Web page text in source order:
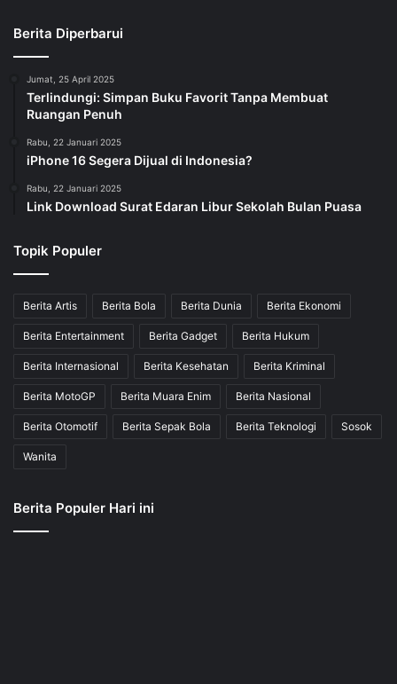
Berita Diperbarui
Jumat, 25 April 2025
Terlindungi: Simpan Buku Favorit Tanpa Membuat
Ruangan Penuh
Rabu, 22 Januari 2025
iPhone 16 Segera Dijual di Indonesia?
Rabu, 22 Januari 2025
Link Download Surat Edaran Libur Sekolah Bulan Puasa
Topik Populer
Berita Artis Berita Bola Berita Dunia Berita Ekonomi
Berita Entertainment Berita Gadget Berita Hukum
Berita Internasional Berita Kesehatan Berita Kriminal
Berita MotoGP Berita Muara Enim Berita Nasional
Berita Otomotif Berita Sepak Bola Berita Teknologi Sosok
Wanita
Berita Populer Hari ini